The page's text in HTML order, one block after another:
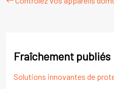
Fraîchement publiés
Solutions innovantes de